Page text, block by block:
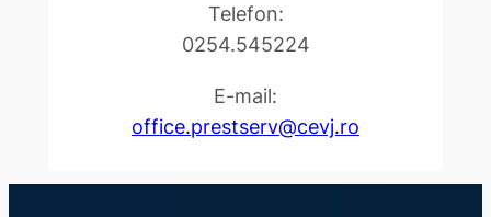
Telefon:
0254.545224
E-mail:
office.prestserv@cevj.ro